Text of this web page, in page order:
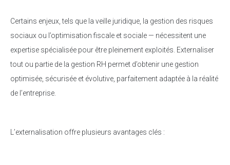
Certains enjeux, tels que la veille juridique, la gestion des risques
sociaux ou l’optimisation fiscale et sociale — nécessitent une
expertise spécialisée pour être pleinement exploités. Externaliser
tout ou partie de la gestion RH permet d’obtenir une gestion
optimisée, sécurisée et évolutive, parfaitement adaptée à la réalité
de l’entreprise.
L’externalisation offre plusieurs avantages clés :